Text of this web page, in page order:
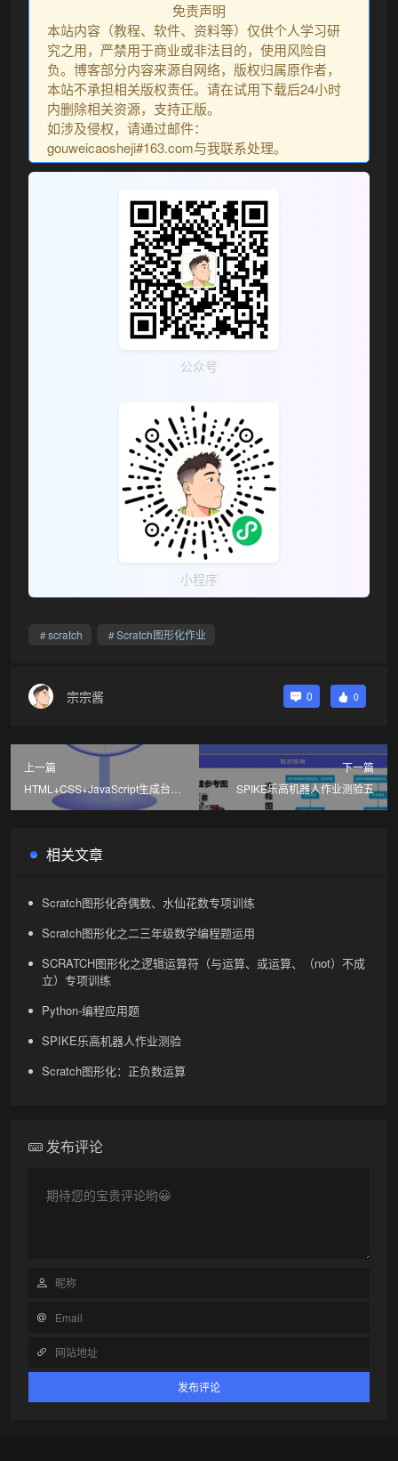
免责声明
本站内容（教程、软件、资料等）仅供个人学习研
究之用，严禁用于商业或非法目的，使用风险自
负。博客部分内容来源自网络，版权归属原作者，
本站不承担相关版权责任。请在试用下载后24小时
内删除相关资源，支持正版。
如涉及侵权，请通过邮件：
gouweicaosheji#163.com与我联系处理。
公众号
小程序
scratch Scratch图形化作业
宗宗酱 0 0
上一篇
HTML+CSS+JavaScript生成台式
小风扇
下一篇
SPIKE乐高机器人作业测验五
相关文章
Scratch图形化奇偶数、水仙花数专项训练
Scratch图形化之二三年级数学编程题运用
SCRATCH图形化之逻辑运算符（与运算、或运算、（not）不成
立）专项训练
Python-编程应用题
SPIKE乐高机器人作业测验
Scratch图形化：正负数运算
发布评论